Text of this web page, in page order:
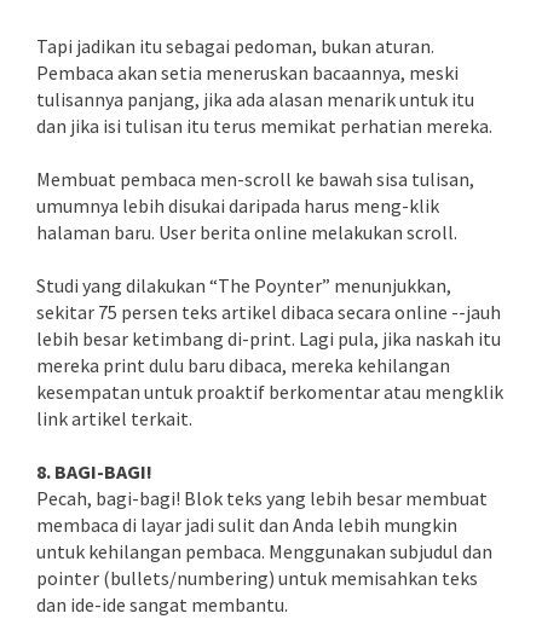
Tapi jadikan itu sebagai pedoman, bukan aturan.
Pembaca akan setia meneruskan bacaannya, meski
tulisannya panjang, jika ada alasan menarik untuk itu
dan jika isi tulisan itu terus memikat perhatian mereka.
Membuat pembaca men-scroll ke bawah sisa tulisan,
umumnya lebih disukai daripada harus meng-klik
halaman baru. User berita online melakukan scroll.
Studi yang dilakukan “The Poynter” menunjukkan,
sekitar 75 persen teks artikel dibaca secara online --jauh
lebih besar ketimbang di-print. Lagi pula, jika naskah itu
mereka print dulu baru dibaca, mereka kehilangan
kesempatan untuk proaktif berkomentar atau mengklik
link artikel terkait.
8. BAGI-BAGI!
Pecah, bagi-bagi! Blok teks yang lebih besar membuat
membaca di layar jadi sulit dan Anda lebih mungkin
untuk kehilangan pembaca. Menggunakan subjudul dan
pointer (bullets/numbering) untuk memisahkan teks
dan ide-ide sangat membantu.